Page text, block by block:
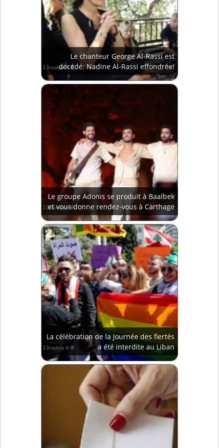
Le chanteur George Al-Rassi est
décédé: Nadine Al-Rassi effondrée!
Le groupe Adonis se produit à Baalbek
et vous donne rendez-vous à Carthage
La célébration de la Journée des fiertés
a été interdite au Liban